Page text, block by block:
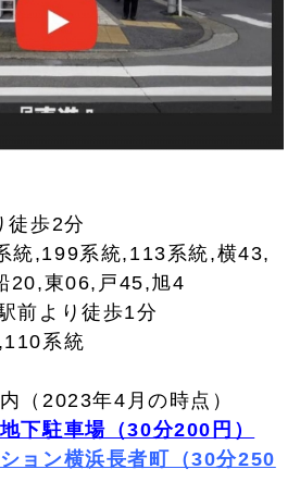
徒歩2分
統,199系統,113系統,横43,
20,東06,戸45,旭4
前より徒歩1分
系統
（2023年4月の時点）
下駐車場（30分200円）
ョン横浜長者町（30分250